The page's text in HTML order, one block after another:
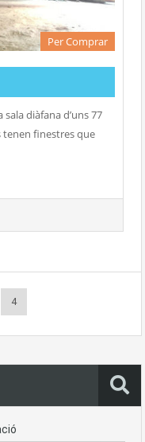
Per Comprar
diàfana d’uns 77
tenen finestres que
4